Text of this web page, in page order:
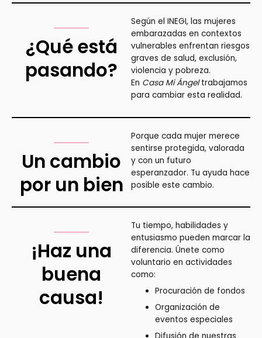
¿Qué está
pasando?
Según el INEGI, las mujeres
embarazadas en contextos
vulnerables enfrentan riesgos
graves de salud, exclusión,
violencia y pobreza.
En Casa Mi Ángeltrabajamos
para cambiar esta realidad.
Un cambio
por un bien
Porque cada mujer merece
sentirse protegida, valorada
y con un futuro
esperanzador. Tu ayuda hace
posible este cambio.
¡Haz una
buena
causa!
Tu tiempo, habilidades y
entusiasmo pueden marcar la
diferencia. Únete como
voluntario en actividades
como:
Procuración de fondos
Organización de
eventos especiales